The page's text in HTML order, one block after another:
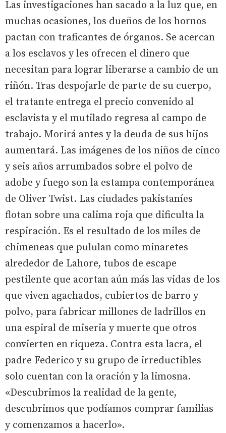
Las investigaciones han sacado a la luz que, en
muchas ocasiones, los dueños de los hornos
pactan con traficantes de órganos. Se acercan
a los esclavos y les ofrecen el dinero que
necesitan para lograr liberarse a cambio de un
riñón. Tras despojarle de parte de su cuerpo,
el tratante entrega el precio convenido al
esclavista y el mutilado regresa al campo de
trabajo. Morirá antes y la deuda de sus hijos
aumentará. Las imágenes de los niños de cinco
y seis años arrumbados sobre el polvo de
adobe y fuego son la estampa contemporánea
de Oliver Twist. Las ciudades pakistaníes
flotan sobre una calima roja que dificulta la
respiración. Es el resultado de los miles de
chimeneas que pululan como minaretes
alrededor de Lahore, tubos de escape
pestilente que acortan aún más las vidas de los
que viven agachados, cubiertos de barro y
polvo, para fabricar millones de ladrillos en
una espiral de miseria y muerte que otros
convierten en riqueza. Contra esta lacra, el
padre Federico y su grupo de irreductibles
solo cuentan con la oración y la limosna.
«Descubrimos la realidad de la gente,
descubrimos que podíamos comprar familias
y comenzamos a hacerlo».